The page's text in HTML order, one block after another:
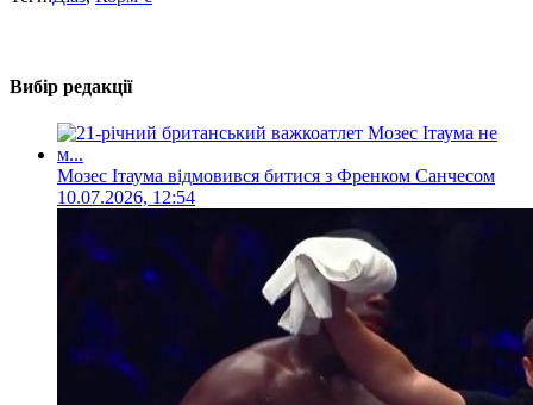
Вибір редакції
Мозес Ітаума відмовився битися з Френком Санчесом
10.07.2026, 12:54